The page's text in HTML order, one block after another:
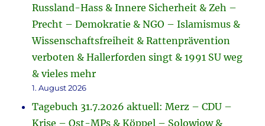
Russland-Hass & Innere Sicherheit & Zeh –
Precht – Demokratie & NGO – Islamismus &
Wissenschaftsfreiheit & Rattenprävention
verboten & Hallerforden singt & 1991 SU weg
& vieles mehr
1. August 2026
Tagebuch 31.7.2026 aktuell: Merz – CDU –
Krise – Ost-MPs & Köppel – Solowjow &